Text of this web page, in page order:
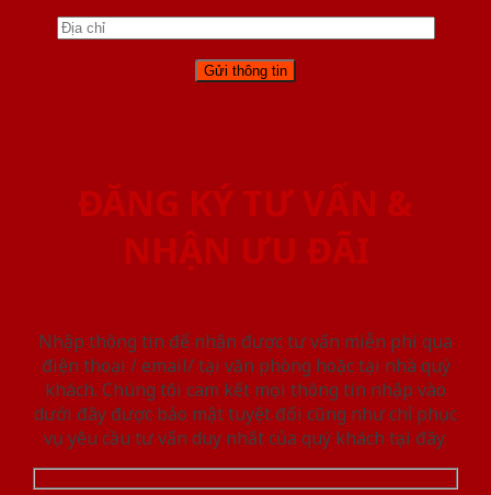
ĐĂNG KÝ TƯ VẤN &
NHẬN ƯU ĐÃI
Nhập thông tin để nhận được tư vấn miễn phí qua
điện thoại / email/ tại văn phòng hoặc tại nhà quý
khách. Chúng tôi cam kết mọi thông tin nhập vào
dưới đây được bảo mật tuyệt đối cũng như chỉ phục
vụ yêu cầu tư vấn duy nhất của quý khách tại đây.